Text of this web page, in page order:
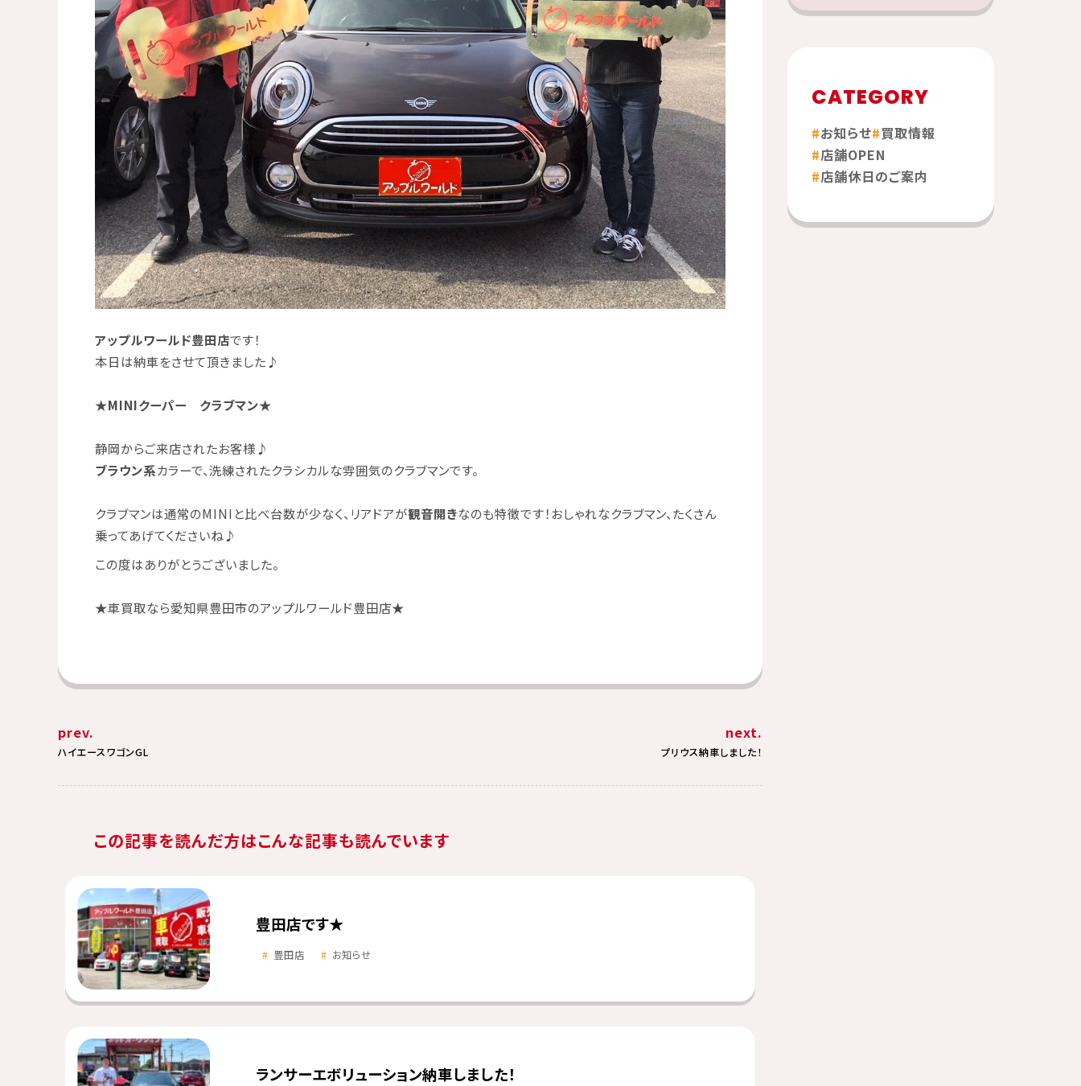
アップルワールド豊田店です！
本日は納車をさせて頂きました♪
★MINIクーパー クラブマン★
静岡からご来店されたお客様 ♪
ブラウン系カラーで、洗練されたクラシカルな雰囲気のクラブマンです。
クラブマンは通常のMINIと比べ台数が少なく、リアドアが観音開きなのも特徴です！おしゃれなクラブマン、たくさん
乗ってあげてくださいね♪
この度はありがとうございました。
★車買取なら愛知県豊田市のアップルワールド豊田店★
prev.
ハイエースワゴンGL
next.
プリウス納車しました！
この記事を読んだ方はこんな記事も読んでいます
豊田店です★
豊田店 お知らせ
ランサーエボリューション納車しました！
CATEGORY
お知らせ 買取情報
店舗OPEN
店舗休日のご案内